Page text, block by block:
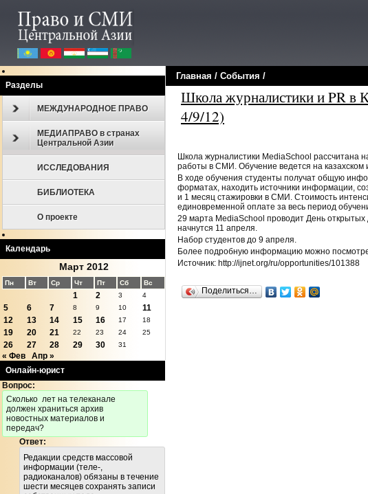
Разделы
МЕЖДУНАРОДНОЕ ПРАВО
МЕДИАПРАВО в странах
Центральной Азии
ИССЛЕДОВАНИЯ
БИБЛИОТЕКА
О проекте
Календарь
Март 2012
Пн Вт Ср Чт Пт Сб Вс
1 2 3 4
5 6 7 8 9 10
11
12
13 14 15 16 17 18
19 20 21 22 23 24 25
26 27 28 29 30 31
« Фев
Апр »
Онлайн-юрист
Вопрос:
Cколько лет на телеканале
должен храниться архив
новостных материалов и
передач?
Ответ:
Редакции средств массовой
информации (теле-,
радиоканалов) обязаны в течение
шести месяцев сохранять записи
Главная / События /
Школа журналистики и PR в
4/9/12)
Школа журналистики MediaSchool рассчитана
работы в СМИ. Обучение ведется на казахском
В ходе обучения студенты получат общую
форматах, находить источники информации,
и 1 месяц стажировки в СМИ. Стоимость
единовременной оплате за весь период
29 марта MediaSchool проводит День
начнутся 11 апреля.
Набор студентов до 9 апреля.
Более подробную информацию можно
Источник: http://ijnet.org/ru/opportunities/101388
Поделиться…